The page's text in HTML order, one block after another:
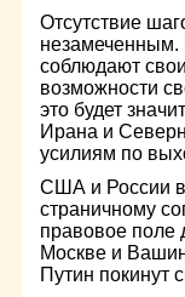
Отсутствие
незамеченным.
соблюдают
возможности
это будет
Ирана и
усилиям по
США и России
страничному
правовое поле
Москве и
Путин покинут